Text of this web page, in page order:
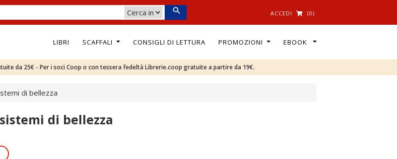
ACCEDI (0)
LIBRI SCAFFALI CONSIGLI DI LETTURA PROMOZIONI EBOOK
da 25€ - Per i soci Coop o con tessera fedeltà Librerie.coop gratuite a partire da 19€.
di bellezza
di bellezza